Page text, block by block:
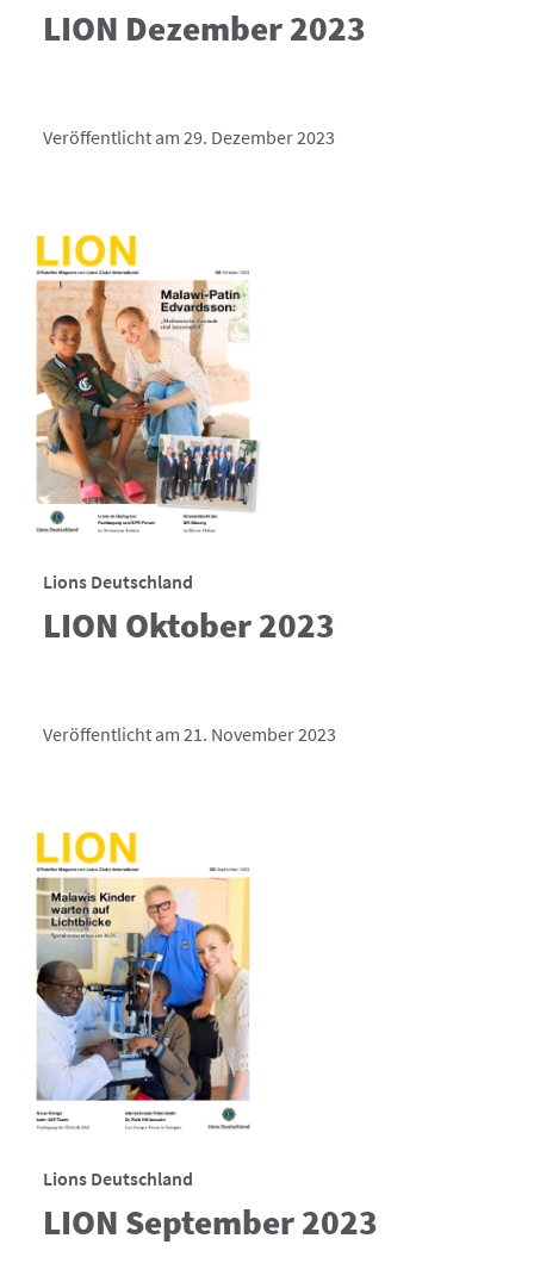
LION Dezember 2023
Veröffentlicht am 29. Dezember 2023
Lions Deutschland
LION Oktober 2023
Veröffentlicht am 21. November 2023
Lions Deutschland
LION September 2023